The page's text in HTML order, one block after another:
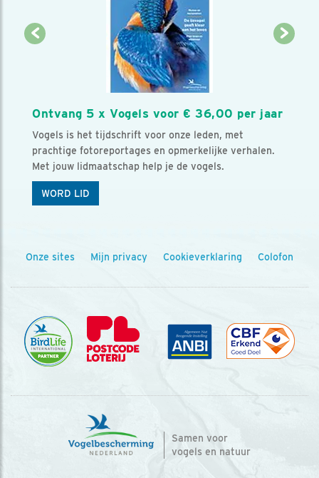
Ontvang 5 x Vogels voor € 36,00 per jaar
Vogels is het tijdschrift voor onze leden, met
prachtige fotoreportages en opmerkelijke verhalen.
Met jouw lidmaatschap help je de vogels.
WORD LID
Onze sites Mijn privacy Cookieverklaring Colofon
Samen voor
vogels en natuur